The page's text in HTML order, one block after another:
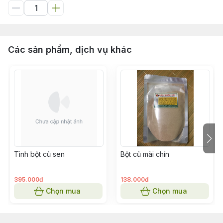
Các sản phẩm, dịch vụ khác
Tinh bột củ sen
395.000đ
Chọn mua
Bột củ mài chín
138.000đ
Chọn mua